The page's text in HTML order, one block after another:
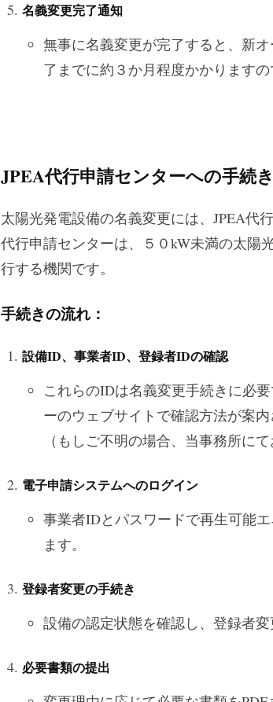
名義変更完了通知
無事に名義変更が完了すると、新
了までに約３か月程度かかります
JPEA代行申請センターへの手続き
太陽光発電設備の名義変更には、JPEA代
代行申請センターは、５０kW未満の太陽
行する機関です。
手続きの流れ：
設備ID、事業者ID、登録者IDの確認
これらのIDは名義変更手続きに必
ーのウェブサイトで確認方法が案内
（もしご不明の場合、当事務所に
電子申請システムへのログイン
事業者IDとパスワードで再生可能
ます。
登録者変更の手続き
設備の認定状態を確認し、登録者変
必要書類の提出